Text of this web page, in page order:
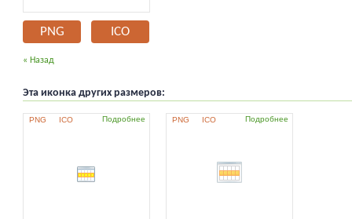
PNG ICO
« Назад
Эта иконка других размеров:
PNG ICO Подробнее PNG ICO Подробнее